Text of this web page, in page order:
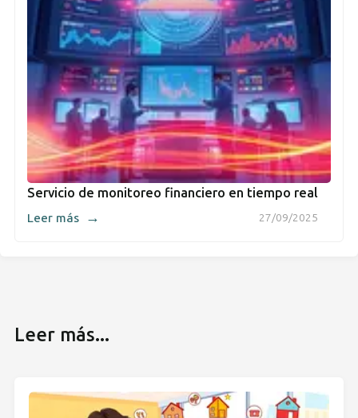
Servicio de monitoreo financiero en tiempo real
27/09/2025
Leer más →
Leer más...